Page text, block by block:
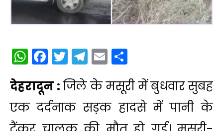
WhatsApp
Facebook
Twitter
Telegram
Email
देहरादून :जिले के मसूरी में बुधवार सुबह
एक दर्दनाक सड़क हादसे में पानी के